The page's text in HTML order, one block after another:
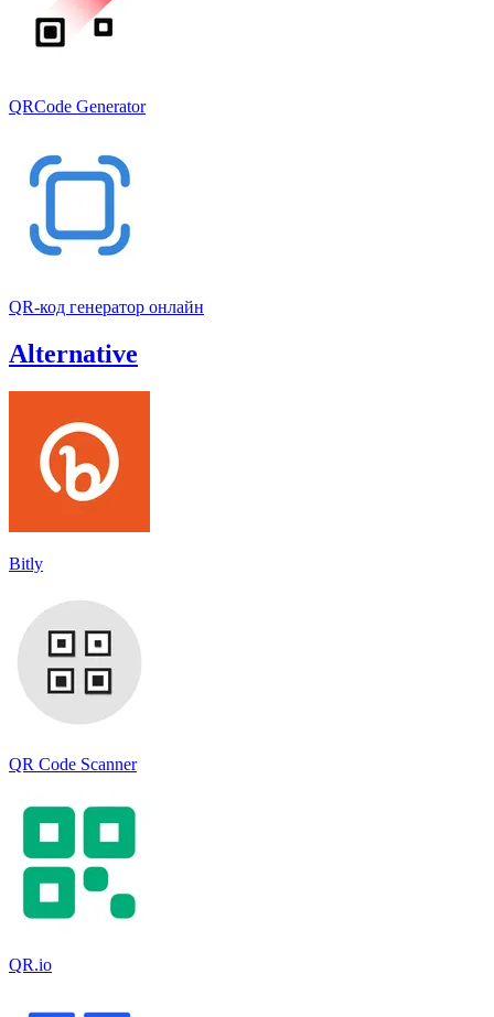
QRCode Generator
QR-код генератор онлайн
Alternative
Bitly
QR Code Scanner
QR.io